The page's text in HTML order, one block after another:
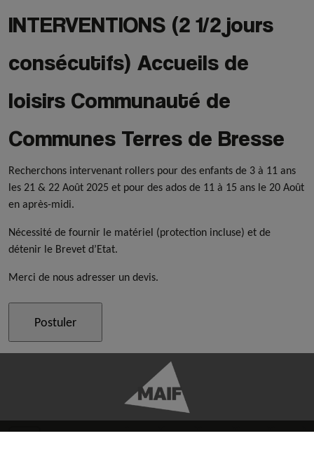
INTERVENTIONS (2 1/2 jours
consécutifs) Accueils de
loisirs Communauté de
Communes Terres de Bresse
Recherchons intervenant rollers pour des enfants de 3 à 11 ans
les 21 & 22 Août 2025 et pour des ados de 11 à 15 ans le 20 Août
en après-midi.
Nécessité de fournir le matériel (protection incluse) et de
détenir le Brevet d’Etat.
Merci de nous adresser un devis.